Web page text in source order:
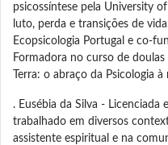
psicossíntese pela University
luto, perda e transições de
Ecopsicologia Portugal e co-
Formadora no curso de
Terra: o abraço da Psicologia à
. Eusébia da Silva - Licenciada
trabalhado em diversos
assistente espiritual e na